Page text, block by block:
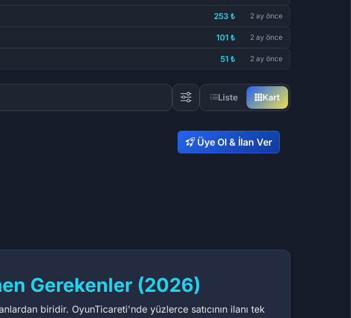
253 ₺ 2 ay önce
101 ₺ 2 ay önce
51 ₺ 2 ay önce
Liste Kart
Üye Ol & İlan Ver
Gerekenler (2026)
biridir. OyunTicareti'nde yüzlerce satıcının ilanı tek